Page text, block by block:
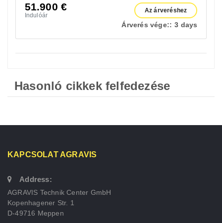
51.900 €
Indulóár
Az árveréshez
Árverés vége:: 3 days
Hasonló cikkek felfedezése
KAPCSOLAT AGRAVIS
Address:
AGRAVIS Technik Center GmbH
Kopenhagener Str. 1
D-49716 Meppen